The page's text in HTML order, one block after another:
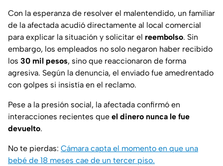
Con la esperanza de resolver el malentendido, un familiar
de la afectada acudió directamente al local comercial
para explicar la situación y solicitar el reembolso. Sin
embargo, los empleados no solo negaron haber recibido
los 30 mil pesos, sino que reaccionaron de forma
agresiva. Según la denuncia, el enviado fue amedrentado
con golpes si insistía en el reclamo.
Pese a la presión social, la afectada confirmó en
interacciones recientes que el dinero nunca le fue
devuelto.
No te pierdas: Cámara capta el momento en que una
bebé de 18 meses cae de un tercer piso.